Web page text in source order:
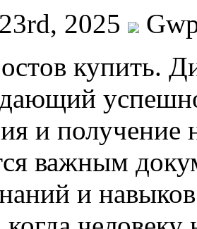
2025
купить.
и получение
важным
и